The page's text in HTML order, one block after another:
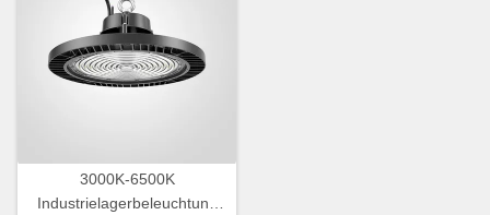
3000K-6500K
Industrielagerbeleuchtung